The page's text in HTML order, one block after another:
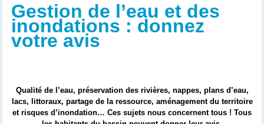
Gestion de l’eau et des
inondations : donnez
votre avis
Qualité de l’eau, préservation des rivières, nappes, plans d’eau,
lacs, littoraux, partage de la ressource, aménagement du territoire
et risques d’inondation… Ces sujets nous concernent tous ! Tous